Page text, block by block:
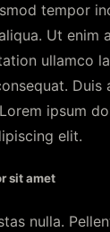
tempor
Ut enim
ullamco
Duis
ipsum
elit.
sit amet
nulla.